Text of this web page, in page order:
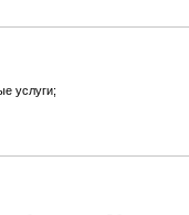
услуги;